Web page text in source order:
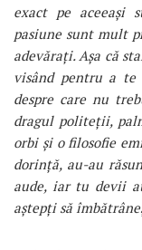
exact pe aceeași
pasiune sunt mult
adevărați. Așa că
visând pentru a te
despre care nu
dragul politeții,
orbi și o filosofie
dorință, au-au
aude, iar tu devii
aștepți să